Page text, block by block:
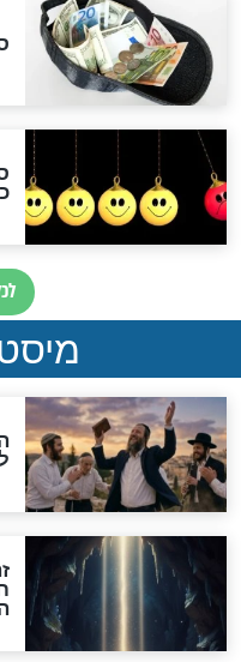
"מודה
לכל המאמרים
אחרית
האם
מה